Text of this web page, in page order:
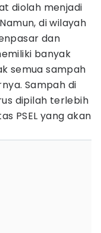
diolah menjadi
di wilayah
dan
banyak
semua sampah
Sampah di
dipilah terlebih
PSEL yang akan